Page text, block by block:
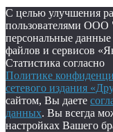
С целью улучшения
пользователями ООО
персональные
файлов и сервисов
Статистика согласно
Политике
сетевого издания
сайтом, Вы даете
данных. Вы всегда
настройках Вашего